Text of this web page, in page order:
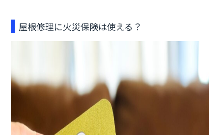
屋根修理に火災保険は使える？